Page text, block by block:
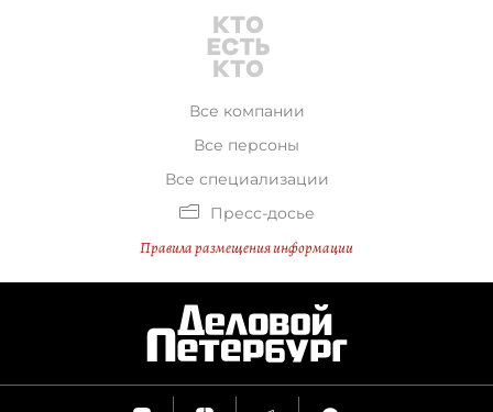
Все компании
Все персоны
Все специализации
Пресс-досье
Правила размещения информации